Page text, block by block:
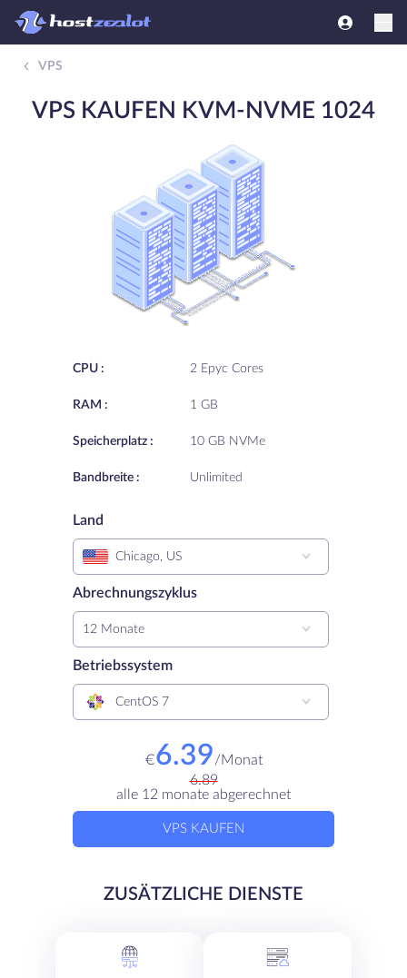
VPS
VPS KAUFEN KVM-NVME 1024
CPU :
RAM :
Speicherplatz :
Bandbreite :
2 Epyc Cores
1 GB
10 GB NVMe
Unlimited
Land
Chicago, US
Abrechnungszyklus
12 Monate
Betriebssystem
CentOS 7
€6.39/Monat
6.89
alle 12 monate abgerechnet
VPS KAUFEN
ZUSÄTZLICHE DIENSTE